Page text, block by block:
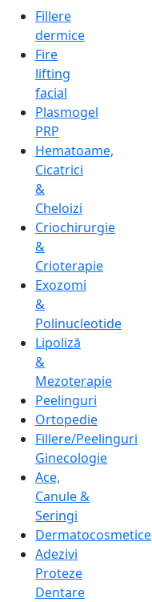
Fillere
dermice
Fire
lifting
facial
Plasmogel
PRP
Hematoame,
Cicatrici
&
Cheloizi
Criochirurgie
&
Crioterapie
Exozomi
&
Polinucleotide
Lipoliză
&
Mezoterapie
Peelinguri
Ortopedie
Fillere/Peelinguri
Ginecologie
Ace,
Canule &
Seringi
Dermatocosmetice
Adezivi
Proteze
Dentare